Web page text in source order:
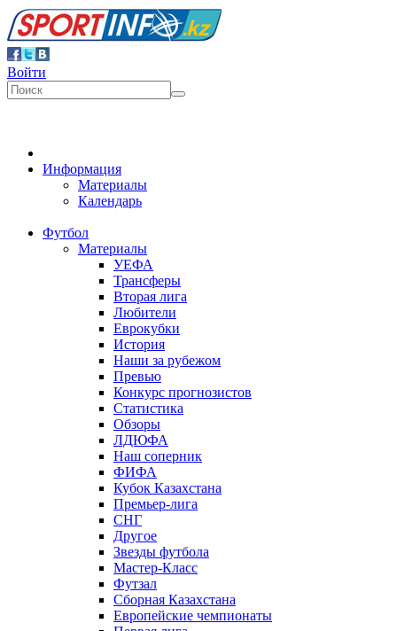
Войти
Информация
Материалы
Календарь
Футбол
Материалы
УЕФА
Трансферы
Вторая лига
Любители
Еврокубки
История
Наши за рубежом
Превью
Конкурс прогнозистов
Статистика
Обзоры
ЛДЮФА
Наш соперник
ФИФА
Кубок Казахстана
Премьер-лига
СНГ
Другое
Звезды футбола
Мастер-Класс
Футзал
Сборная Казахстана
Европейские чемпионаты